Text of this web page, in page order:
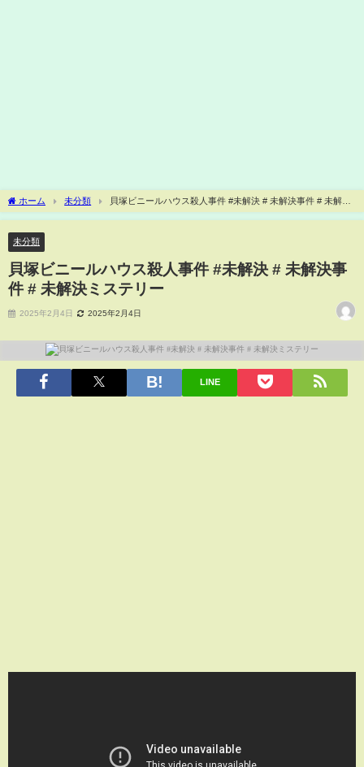
ホーム 未分類
貝塚ビニールハウス殺人事件 #未解決 # 未解決事件 # 未解決
ミステリー
未分類
貝塚ビニールハウス殺人事件 #未解決 # 未解決事
件 # 未解決ミステリー
2025年2月4日 2025年2月4日
LINE